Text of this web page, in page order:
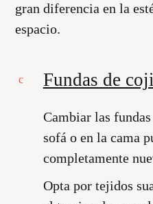
gran diferencia en la
espacio.
Fundas de
Cambiar las
sofá o en la cama
completamente
Opta por tejidos